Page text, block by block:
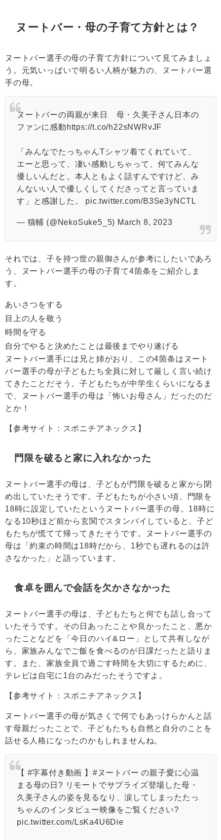
ヌートバー・母の子育て方針とは？
ヌートバー選手の母の子育て方針について見てみましょ
う。元気いっぱいで明るい人柄が魅力の、ヌートバー選
手の母。
ヌートバーの両親が来日 母・久美子さん日本の
ファンに感動 https://t.co/h22sNWRvJF
「みんなでたっちゃんTシャツ着てくれていて、
エーと思って、凄い感動しちゃって、何てみんな
優しいんだと。本人ともよく話すんですけど、み
んないい人で優しくしてくださってと言っていま
す」と感謝した。 pic.twitter.com/B3Se3yNCTL
— 猫輔 (@NekoSuke5_5) March 8, 2023
それでは、子を持つ世の親御さんが参考にしたいであろ
う、ヌートバー選手の母の子育て4箇条をご紹介しま
す。
あいさつをする
目上の人を敬う
時間を守る
自分でやると決めたことは最後までやり遂げる
ヌートバー選手には兄と姉がおり、この4箇条はヌート
バー選手の母が子どもたち全員に対して厳しく言い続け
てきたことだそう。子どもたちが中学生くらいになるま
で、ヌートバー選手の母は「怖いお母さん」だったのだ
とか！
【参考サイト： スポニチアネックス 】
門限を破ると家に入れなかった
ヌートバー選手の母は、子どもが門限を破ると家から閉
め出していたそうです。子どもたちが小さい頃、門限を
18時に設定していたというヌートバー選手の母。18時に
なる10秒ほど前から玄関でスタンバイしていると、子ど
もたちが慌てて帰ってきたそうです。ヌートバー選手の
母は「約束の時間は18時だから、1秒でも遅れるのは許
さなかった」と語っています。
食卓を囲んで会話を欠かさなかった
ヌートバー選手の母は、子どもたちと何でも話し合って
いたそうです。その日あったことや良かったこと、悪か
ったことなどを「今日のハイ&ロー」として共有しなが
ら、家族みんなでご飯を食べるのが日課だったと語りま
す。また、家族全員で過ごす時間を大切にするために、
テレビは自宅に1台のみだったそうですよ。
【参考サイト： スポニチアネックス 】
ヌートバー選手の母が気さくで何でもあっけらかんと話
す母親だったことで、子どもたちも自然と自分のことを
話せる人格になったのかもしれませんね。
【 #字幕付き動画 】 #ヌートバー の親子愛に心温
まる母の日? リモートでサプライズ登場した母・
久美子さんの姿を見るなり、涙してしまったたっ
ちゃんのインタビュー映像をご覧ください?
pic.twitter.com/LsKa4U6Die